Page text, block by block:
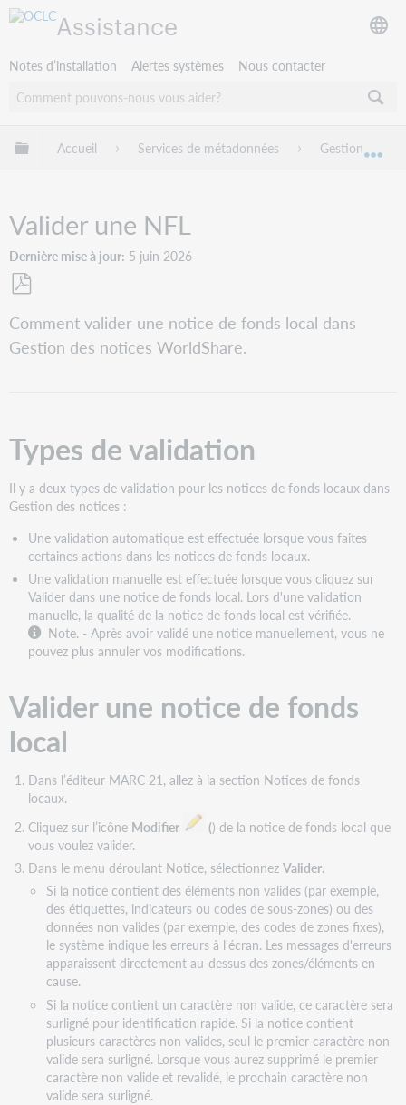
Assistance
Notes d’installation Alertes systèmes Nous contacter
Développer/réduire la hiérarchie globale
Accueil Services de métadonnées Gestion des
Valider une NFL
Dernière mise à jour 5 juin 2026
en
tant
Comment valider une notice de fonds local dans
Gestion des notices WorldShare.
Types de validation
Il y a deux types de validation pour les notices de fonds locaux dans
Gestion des notices :
Une validation automatique est effectuée lorsque vous faites
certaines actions dans les notices de fonds locaux.
Une validation manuelle est effectuée lorsque vous cliquez sur
Valider dans une notice de fonds local. Lors d'une validation
manuelle, la qualité de la notice de fonds local est vérifiée.
Note. - Après avoir validé une notice manuellement, vous ne
pouvez plus annuler vos modifications.
Valider une notice de fonds
local
Dans l’éditeur MARC 21, allez à la section Notices de fonds
locaux.
Cliquez sur l’icône Modifier () de la notice de fonds local que
vous voulez valider.
Dans le menu déroulant Notice, sélectionnez Valider.
Si la notice contient des éléments non valides (par exemple,
des étiquettes, indicateurs ou codes de sous-zones) ou des
données non valides (par exemple, des codes de zones fixes),
le système indique les erreurs à l'écran. Les messages d'erreurs
apparaissent directement au-dessus des zones/éléments en
cause.
Si la notice contient un caractère non valide, ce caractère sera
surligné pour identification rapide. Si la notice contient
plusieurs caractères non valides, seul le premier caractère non
valide sera surligné. Lorsque vous aurez supprimé le premier
caractère non valide et revalidé, le prochain caractère non
valide sera surligné.